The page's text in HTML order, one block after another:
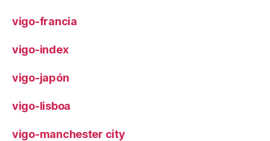
vigo-francia
vigo-index
vigo-japón
vigo-lisboa
vigo-manchester city